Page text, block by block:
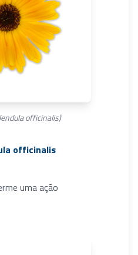
officinalis)
officinalis
uma ação